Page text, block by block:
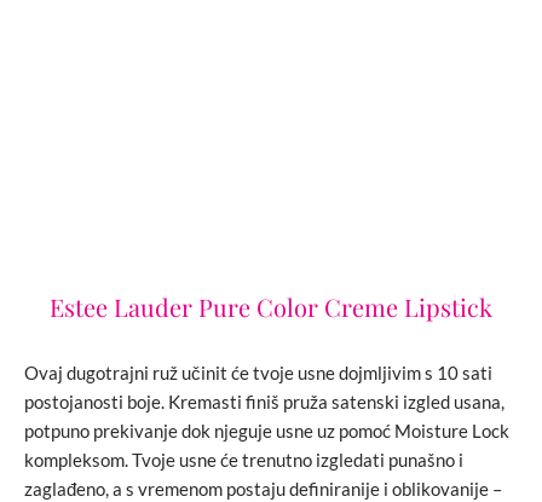
Estee Lauder Pure Color Creme Lipstick
Ovaj dugotrajni ruž učinit će tvoje usne dojmljivim s 10 sati
postojanosti boje. Kremasti finiš pruža satenski izgled usana,
potpuno prekivanje dok njeguje usne uz pomoć Moisture Lock
kompleksom. Tvoje usne će trenutno izgledati punašno i
zaglađeno, a s vremenom postaju definiranije i oblikovanije –